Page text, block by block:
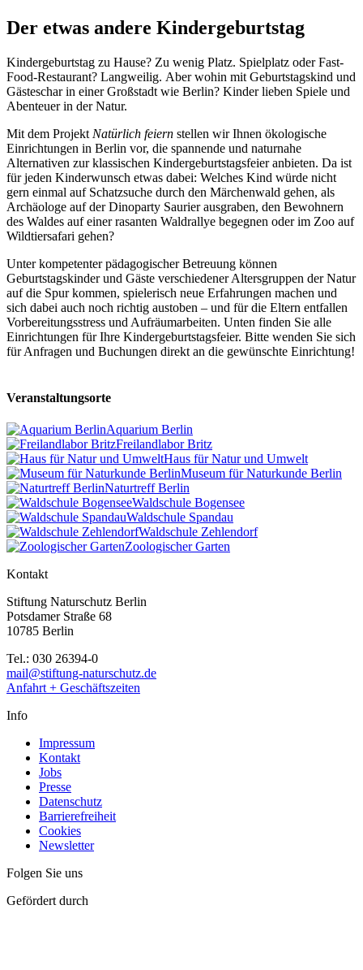
Der etwas andere Kindergeburtstag
Kindergeburtstag zu Hause? Zu wenig Platz. Spielplatz oder Fast-
Food-Restaurant? Langweilig. Aber wohin mit Geburtstagskind und
Gästeschar in einer Großstadt wie Berlin? Kinder lieben Spiele und
Abenteuer in der Natur.
Mit dem Projekt Natürlich feiern stellen wir Ihnen ökologische
Einrichtungen in Berlin vor, die spannende und naturnahe
Alternativen zur klassischen Kindergeburtstagsfeier anbieten. Da ist
für jeden Kinderwunsch etwas dabei: Welches Kind würde nicht
gern einmal auf Schatzsuche durch den Märchenwald gehen, als
Archäologe auf der Dinoparty Saurier ausgraben, den Bewohnern
des Waldes auf einer rasanten Waldrallye begegnen oder im Zoo auf
Wildtiersafari gehen?
Unter kompetenter pädagogischer Betreuung können
Geburtstagskinder und Gäste verschiedener Altersgruppen der Natur
auf die Spur kommen, spielerisch neue Erfahrungen machen und
sich dabei auch noch richtig austoben – und für die Eltern entfallen
Vorbereitungsstress und Aufräumarbeiten. Unten finden Sie alle
Einrichtungen für Ihre Kindergeburtstagsfeier. Bitte wenden Sie sich
für Anfragen und Buchungen direkt an die gewünschte Einrichtung!
Veranstaltungsorte
Aquarium Berlin
Freilandlabor Britz
Haus für Natur und Umwelt
Museum für Naturkunde Berlin
Naturtreff Berlin
Waldschule Bogensee
Waldschule Spandau
Waldschule Zehlendorf
Zoologischer Garten
Kontakt
Stiftung Naturschutz Berlin
Potsdamer Straße 68
10785 Berlin
Tel.: 030 26394-0
mail@stiftung-naturschutz.de
Anfahrt + Geschäftszeiten
Info
Impressum
Kontakt
Jobs
Presse
Datenschutz
Barrierefreiheit
Cookies
Newsletter
Folgen Sie uns
Gefördert durch